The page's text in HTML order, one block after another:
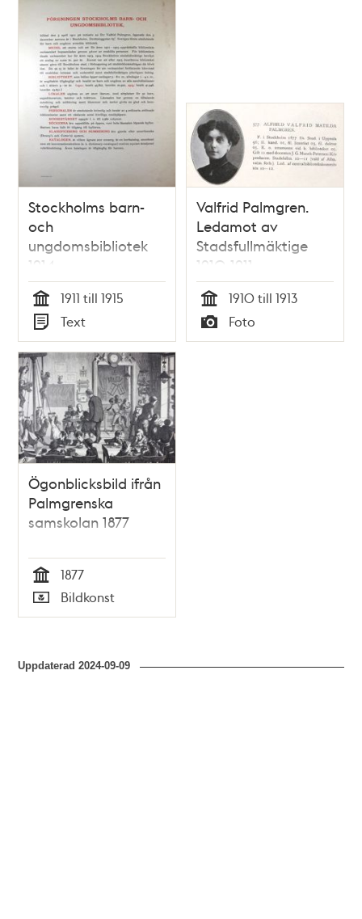
Stockholms barn-
och
ungdomsbibliotek
1914
Tid
1911 till 1915
Typ
Text
Valfrid Palmgren.
Ledamot av
Stadsfullmäktige
1910-1911
Tid
1910 till 1913
Typ
Foto
Ögonblicksbild ifrån
Palmgrenska
samskolan 1877
Tid
1877
Typ
Bildkonst
Uppdaterad2024-09-09